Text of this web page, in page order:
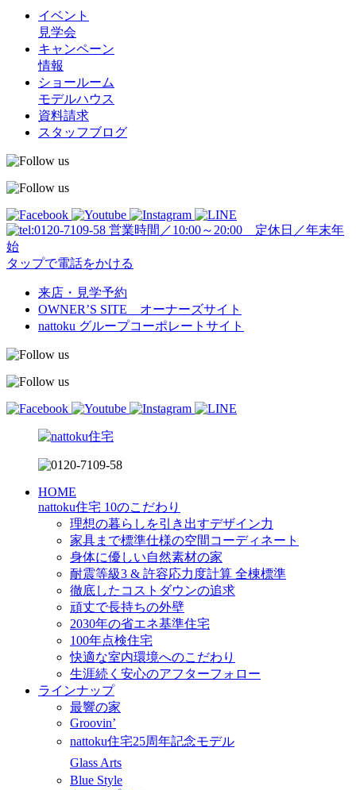
イベント
見学会
キャンペーン
情報
ショールーム
モデルハウス
資料請求
スタッフブログ
営業時間／10:00～20:00 定休日／年末年
始
タップで電話をかける
来店・見学予約
OWNER’S SITE オーナーズサイト
nattoku グループコーポレートサイト
HOME
nattoku住宅 10のこだわり
理想の暮らしを引き出すデザイン力
家具まで標準仕様の空間コーディネート
身体に優しい自然素材の家
耐震等級3 & 許容応力度計算 全棟標準
徹底したコストダウンの追求
頑丈で長持ちの外壁
2030年の省エネ基準住宅
100年点検住宅
快適な室内環境へのこだわり
生涯続く安心のアフターフォロー
ラインナップ
最響の家
Groovin’
nattoku住宅25周年記念モデル
Glass Arts
Blue Style